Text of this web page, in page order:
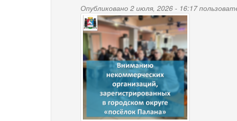
мошенничества
под
предлогом
записи
в
клиентскую
службу
Опубликовано 2 июля, 2026 - 16:17
vnimaniyu_nko.png